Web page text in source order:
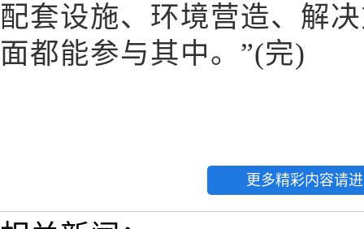
配套设施、环境营造、解
面都能参与其中。”(完)
更多精彩内容请